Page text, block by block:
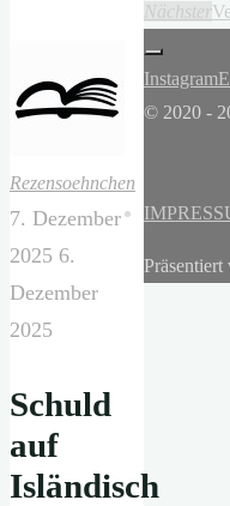
Rezensoehnchen
7. Dezember
2025 6.
Dezember
2025
Schuld
auf
Isländisch
Nächster
Instagram
© 2020 -
Präsentiert